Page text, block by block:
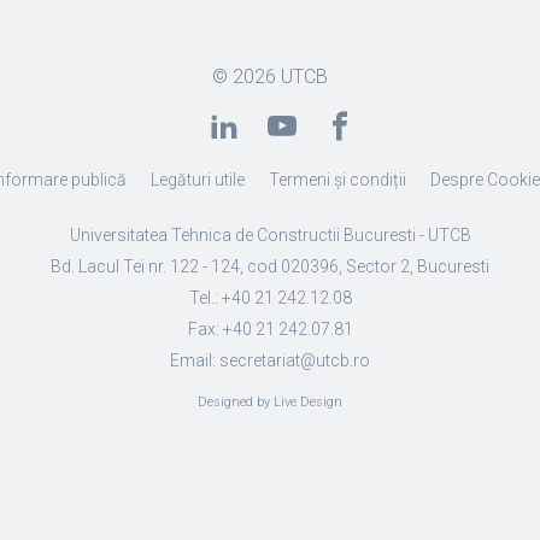
© 2026 UTCB
publică Legături utile Termeni și condiții Despre
Universitatea Tehnica de Constructii Bucuresti - UTCB
Bd. Lacul Tei nr. 122 - 124, cod 020396, Sector 2, Bucuresti
Tel.: +40 21 242.12.08
Fax: +40 21 242.07.81
Email: secretariat@utcb.ro
Designed by Live Design